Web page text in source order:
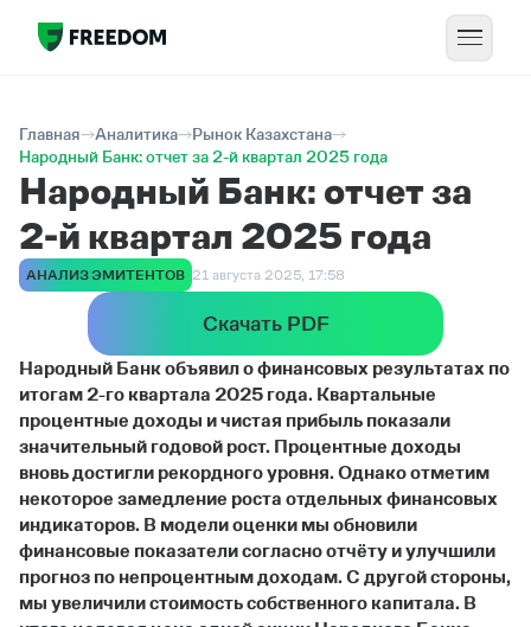
Главная Аналитика
Рынок Казахстана
Народный Банк: отчет за 2-й квартал 2025 года
Народный Банк: отчет за
2-й квартал 2025 года
АНАЛИЗ ЭМИТЕНТОВ 21 августа 2025, 17:58
Скачать PDF
Народный Банк объявил о финансовых результатах по
итогам 2-го квартала 2025 года. Квартальные
процентные доходы и чистая прибыль показали
значительный годовой рост. Процентные доходы
вновь достигли рекордного уровня. Однако отметим
некоторое замедление роста отдельных финансовых
индикаторов. В модели оценки мы обновили
финансовые показатели согласно отчёту и улучшили
прогноз по непроцентным доходам. С другой стороны,
мы увеличили стоимость собственного капитала. В